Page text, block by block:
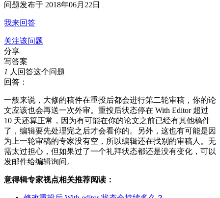
问题发布于 2018年06月22日
我来回答
关注该问题
分享
写答案
1 人回答这个问题
回答：
一般来说，大修的稿件在重投后都会进行第二轮审稿，你的论
文应该也会再送一次外审。重投后状态停在 With Editor 超过
10 天还算正常，因为有可能在你的论文之前已经有其他稿件
了，编辑要先处理完之后才会看你的。另外，这也有可能是因
为上一轮审稿的专家没有空，所以编辑还在找别的审稿人。无
需太过担心，但如果过了一个礼拜状态都还是没有变化，可以
发邮件给编辑询问。
意得辑专家视点相关推荐阅读：